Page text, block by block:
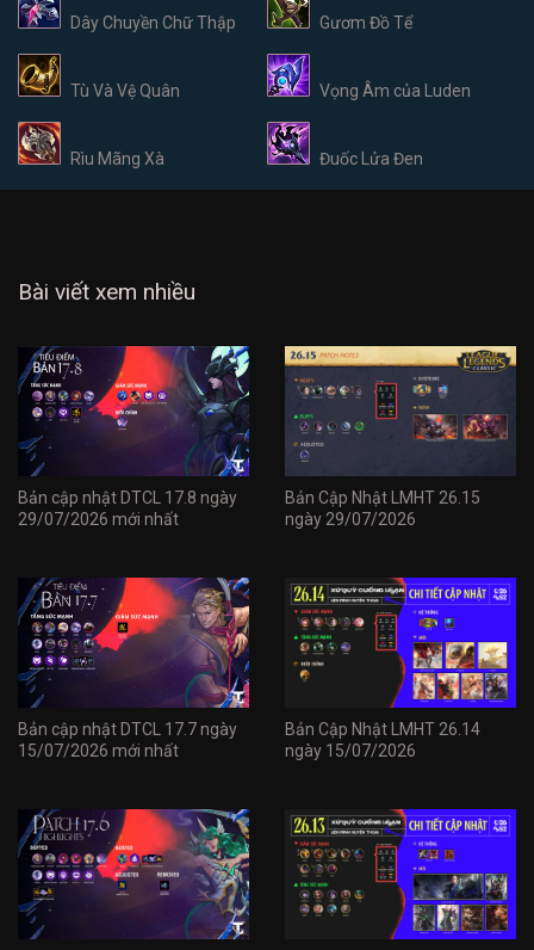
Dây Chuyền Chữ Thập Gươm Đồ Tể
Tù Và Vệ Quân Vọng Âm của Luden
Rìu Mãng Xà Đuốc Lửa Đen
Bài viết xem nhiều
Bản cập nhật DTCL 17.8 ngày
29/07/2026 mới nhất
Bản Cập Nhật LMHT 26.15
ngày 29/07/2026
Bản cập nhật DTCL 17.7 ngày
15/07/2026 mới nhất
Bản Cập Nhật LMHT 26.14
ngày 15/07/2026